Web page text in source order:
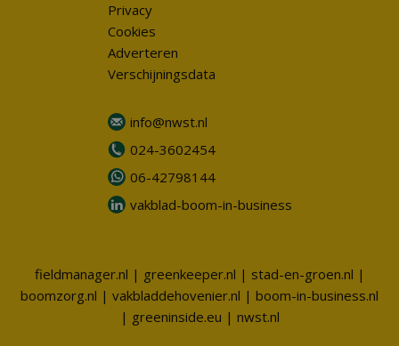
Privacy
Cookies
Adverteren
Verschijningsdata
info@nwst.nl
024-3602454
06-42798144
vakblad-boom-in-business
fieldmanager.nl | greenkeeper.nl | stad-en-groen.nl |
boomzorg.nl | vakbladdehovenier.nl | boom-in-business.nl
| greeninside.eu | nwst.nl